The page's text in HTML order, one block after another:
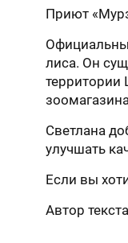
Приют
лиса. Он
Светлана
улучшать
Если вы
Автор